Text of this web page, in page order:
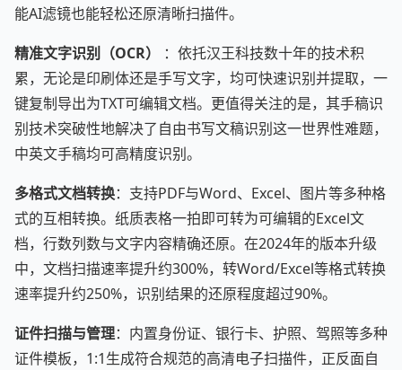
能AI滤镜也能轻松还原清晰扫描件。
精准文字识别（OCR）
：依托汉王科技数十年的技术积
累，无论是印刷体还是手写文字，均可快速识别并提取，一
键复制导出为TXT可编辑文档。更值得关注的是，其手稿识
别技术突破性地解决了自由书写文稿识别这一世界性难题，
中英文手稿均可高精度识别。
多格式文档转换：支持PDF与Word、Excel、图片等多种格
式的互相转换。纸质表格一拍即可转为可编辑的Excel文
档，行数列数与文字内容精确还原。在2024年的版本升级
中，文档扫描速率提升约300%，转Word/Excel等格式转换
速率提升约250%，识别结果的还原程度超过90%。
证件扫描与管理：内置身份证、银行卡、护照、驾照等多种
证件模板，1:1生成符合规范的高清电子扫描件，正反面自